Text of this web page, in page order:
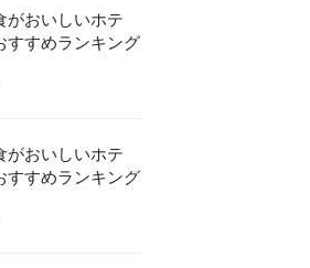
がおいしいホテ
すすめランキング
がおいしいホテ
すすめランキング